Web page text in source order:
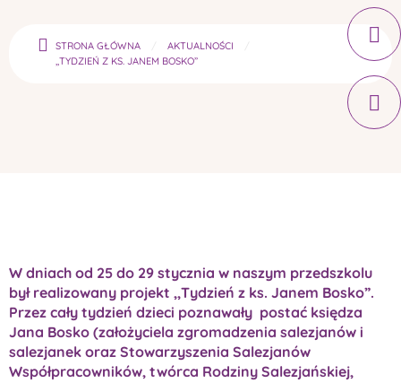
STRONA GŁÓWNA
AKTUALNOŚCI
,,TYDZIEŃ Z KS. JANEM BOSKO”
W dniach od 25 do 29 stycznia w naszym przedszkolu
był realizowany projekt ,,Tydzień z ks. Janem Bosko”.
Przez cały tydzień dzieci poznawały postać księdza
Jana Bosko (założyciela zgromadzenia salezjanów i
salezjanek oraz Stowarzyszenia Salezjanów
Współpracowników, twórca Rodziny Salezjańskiej,